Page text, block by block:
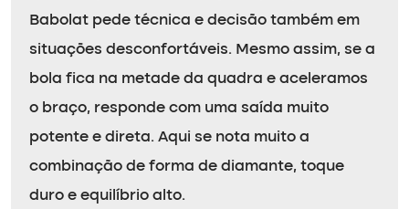
Babolat pede técnica e decisão também em
situações desconfortáveis. Mesmo assim, se a
bola fica na metade da quadra e aceleramos
o braço, responde com uma saída muito
potente e direta. Aqui se nota muito a
combinação de forma de diamante, toque
duro e equilíbrio alto.